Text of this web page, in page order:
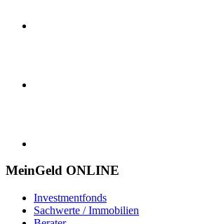
MeinGeld ONLINE
Investmentfonds
Sachwerte / Immobilien